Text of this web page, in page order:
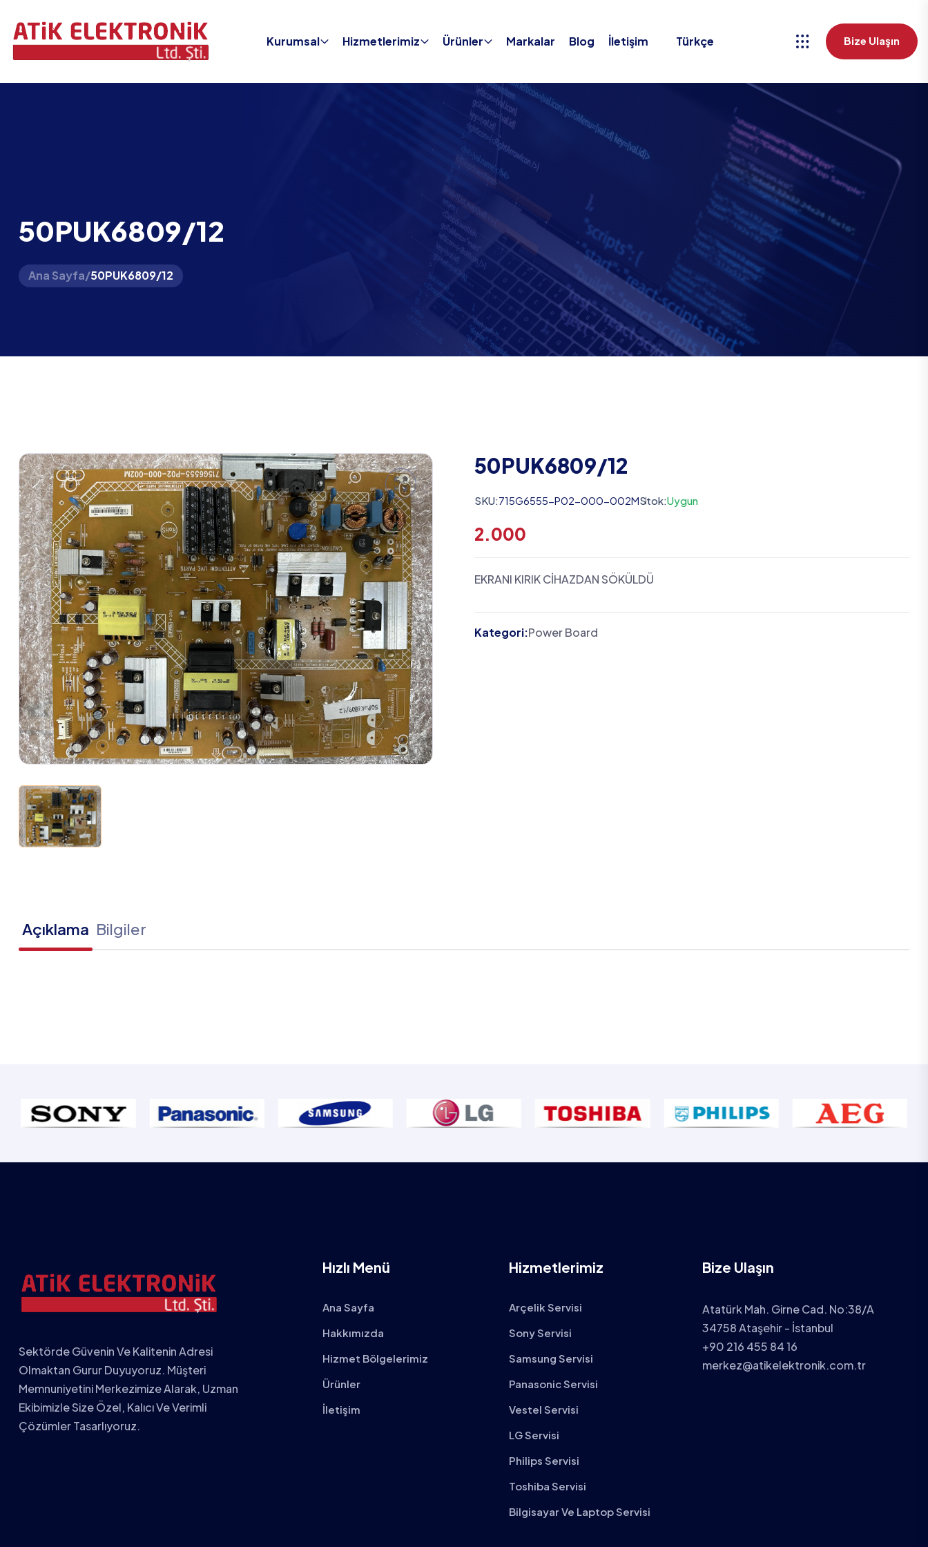
Kurumsal Hizmetlerimiz Ürünler Markalar Blog İletişim Türkçe Bize Ulaşın
50PUK6809/12
Ana Sayfa/50PUK6809/12
50PUK6809/12
SKU:715G6555-P02-000-002MStok:Uygun
2.000
EKRANI KIRIK CİHAZDAN SÖKÜLDÜ
Kategori:Power Board
Açıklama Bilgiler
Sektörde Güvenin Ve Kalitenin Adresi
Olmaktan Gurur Duyuyoruz. Müşteri
Memnuniyetini Merkezimize Alarak, Uzman
Ekibimizle Size Özel, Kalıcı Ve Verimli
Çözümler Tasarlıyoruz.
Hızlı Menü
Ana Sayfa
Hakkımızda
Hizmet Bölgelerimiz
Ürünler
İletişim
Hizmetlerimiz
Arçelik Servisi
Sony Servisi
Samsung Servisi
Panasonic Servisi
Vestel Servisi
LG Servisi
Philips Servisi
Toshiba Servisi
Bilgisayar Ve Laptop Servisi
Bize Ulaşın
Atatürk Mah. Girne Cad. No:38/A
34758 Ataşehir - İstanbul
+90 216 455 84 16
merkez@atikelektronik.com.tr